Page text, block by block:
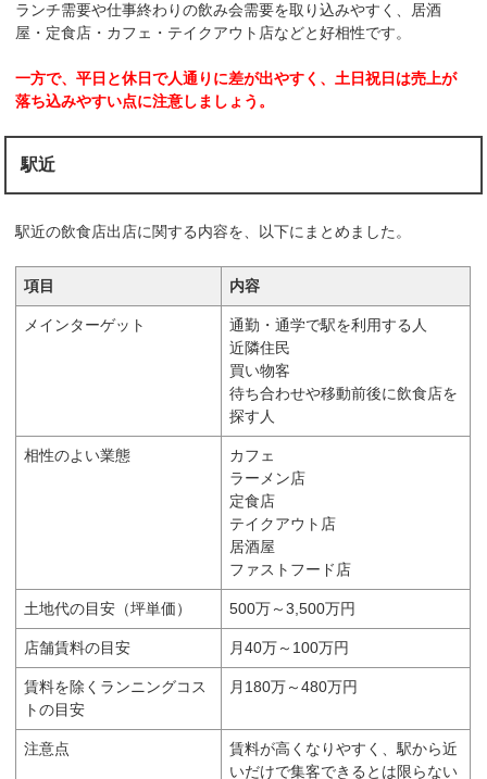
ランチ需要や仕事終わりの飲み会需要を取り込みやすく、居酒
屋・定食店・カフェ・テイクアウト店などと好相性です。
一方で、平日と休日で人通りに差が出やすく、土日祝日は売上が
落ち込みやすい点に注意しましょう。
駅近
駅近の飲食店出店に関する内容を、以下にまとめました。
項目 内容
メインターゲット
通勤・通学で駅を利用する人
近隣住民
買い物客
待ち合わせや移動前後に飲食店を
探す人
相性のよい業態
カフェ
ラーメン店
定食店
テイクアウト店
居酒屋
ファストフード店
土地代の目安（坪単価） 500万～3,500万円
店舗賃料の目安 月40万～100万円
賃料を除くランニングコス
トの目安
月180万～480万円
注意点
賃料が高くなりやすく、駅から近
いだけで集客できるとは限らない